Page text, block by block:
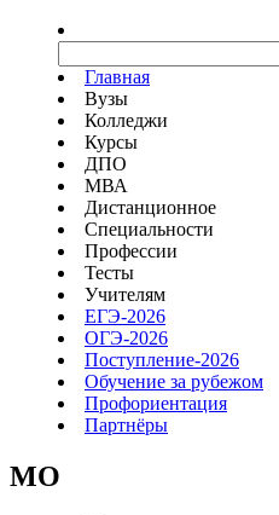
Главная
Вузы
Колледжи
Курсы
ДПО
МВА
Дистанционное
Специальности
Профессии
Тесты
Учителям
ЕГЭ-2026
ОГЭ-2026
Поступление-2026
Обучение за рубежом
Профориентация
Партнёры
MO